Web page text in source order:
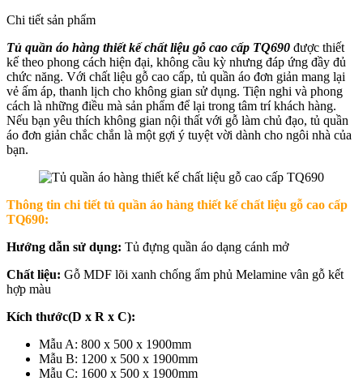
Chi tiết sản phẩm
Tủ quần áo hàng thiết kế chất liệu gỗ cao cấp TQ690 được thiết
kế theo phong cách hiện đại, không cầu kỳ nhưng đáp ứng đầy đủ
chức năng. Với chất liệu gỗ cao cấp, tủ quần áo đơn giản mang lại
vẻ ấm áp, thanh lịch cho không gian sử dụng. Tiện nghi và phong
cách là những điều mà sản phẩm để lại trong tâm trí khách hàng.
Nếu bạn yêu thích không gian nội thất với gỗ làm chủ đạo, tủ quần
áo đơn giản chắc chắn là một gợi ý tuyệt vời dành cho ngôi nhà của
bạn.
Thông tin chi tiết tủ quần áo hàng thiết kế chất liệu gỗ cao cấp
TQ690:
Hướng dẫn sử dụng: Tủ đựng quần áo dạng cánh mở
Chất liệu: Gỗ MDF lõi xanh chống ẩm phủ Melamine vân gỗ kết
hợp màu
Kích thước(D x R x C):
Mẫu A: 800 x 500 x 1900mm
Mẫu B: 1200 x 500 x 1900mm
Mẫu C: 1600 x 500 x 1900mm